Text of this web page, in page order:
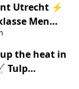
Utrecht ⚡
Men
the heat in
Tulp